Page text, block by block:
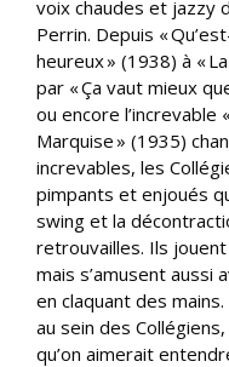
voix chaudes et jazzy
Perrin. Depuis «
heureux » (1938) à «
par « Ça vaut mieux
ou encore l’increvable
Marquise » (1935)
increvables, les
pimpants et enjoués
swing et la
retrouvailles. Ils
mais s’amusent aussi
en claquant des
au sein des
qu’on aimerait